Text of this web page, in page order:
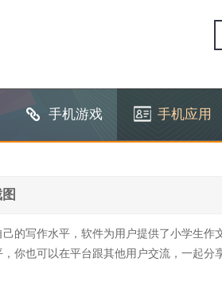
手机游戏 手机应用
的写作水平，软件为用户提供了小学生作
你也可以在平台跟其他用户交流，一起分